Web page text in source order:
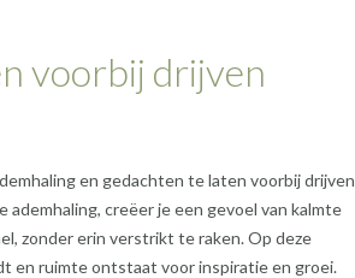
voorbij drijven
en gedachten te laten voorbij drijven
creëer je een gevoel van kalmte
zonder erin verstrikt te raken. Op deze
en ruimte ontstaat voor inspiratie en groei.